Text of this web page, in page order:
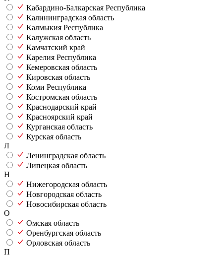
Кабардино-Балкарская Республика
Калининградская область
Калмыкия Республика
Калужская область
Камчатский край
Карелия Республика
Кемеровская область
Кировская область
Коми Республика
Костромская область
Краснодарский край
Красноярский край
Курганская область
Курская область
Л
Ленинградская область
Липецкая область
Н
Нижегородская область
Новгородская область
Новосибирская область
О
Омская область
Оренбургская область
Орловская область
П